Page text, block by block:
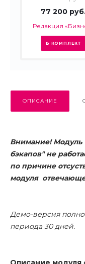
77 200
Редакция
В КОМПЛЕКТ
ОПИСАНИЕ
Внимание! Модуль
бэкапов" не
по причине
модуля
Демо-версия
периода 30 дней.